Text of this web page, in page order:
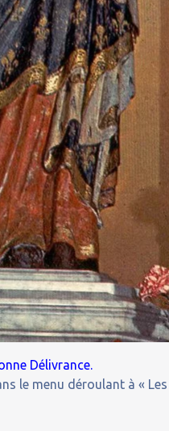
Délivrance.
le menu déroulant à «